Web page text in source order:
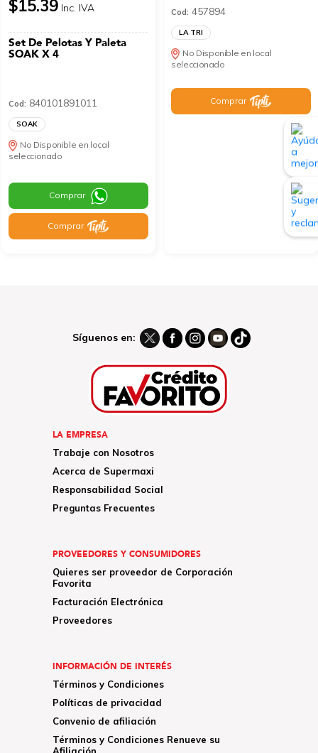
$15.39 Inc. IVA
Set De Pelotas Y Paleta
SOAK X 4
Cod: 840101891011
SOAK
No Disponible en local
seleccionado
Comprar
Comprar
Cod: 457894
LA TRI
No Disponible en local
seleccionado
Comprar
Síguenos en:
LA EMPRESA
Trabaje con Nosotros
Acerca de Supermaxi
Responsabilidad Social
Preguntas Frecuentes
PROVEEDORES Y CONSUMIDORES
Quieres ser proveedor de Corporación
Favorita
Facturación Electrónica
Proveedores
INFORMACIÓN DE INTERÉS
Términos y Condiciones
Políticas de privacidad
Convenio de afiliación
Términos y Condiciones Renueve su